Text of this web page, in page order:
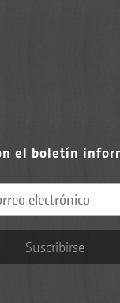
el boletín
Suscribirse